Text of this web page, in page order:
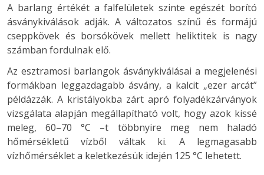
A barlang értékét a falfelületek szinte egészét borító
ásványkiválások adják. A változatos színű és formájú
cseppkövek és borsókövek mellett heliktitek is nagy
számban fordulnak elő.
Az esztramosi barlangok ásványkiválásai a megjelenési
formákban leggazdagabb ásvány, a kalcit „ezer arcát”
példázzák. A kristályokba zárt apró folyadékzárványok
vizsgálata alapján megállapítható volt, hogy azok kissé
meleg, 60–70 °C –t többnyire meg nem haladó
hőmérsékletű vízből váltak ki. A legmagasabb
vízhőmérséklet a keletkezésük idején 125 °C lehetett.